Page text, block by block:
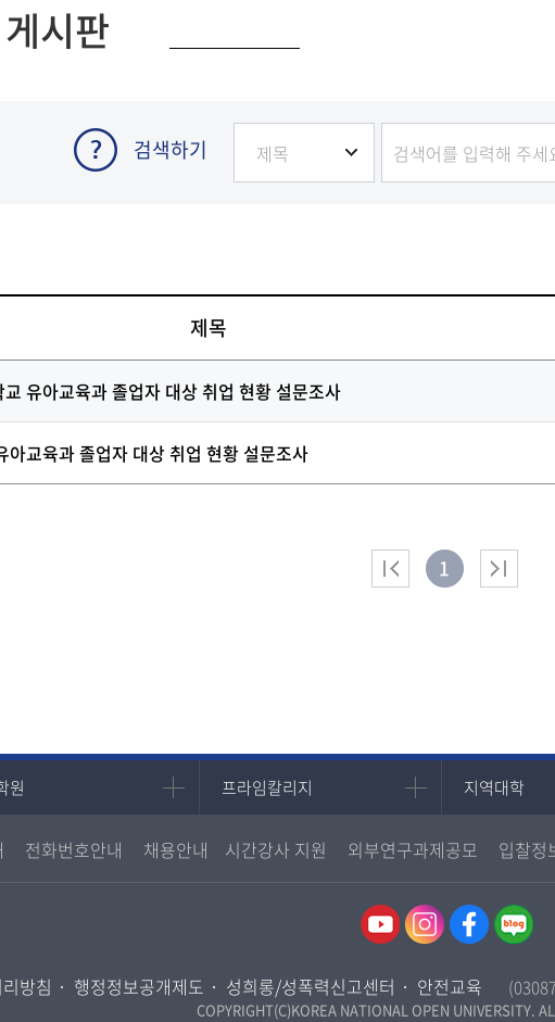
시판
검색하기
제목
유아교육과 졸업자 대상 취업 현황 설문조사
아교육과 졸업자 대상 취업 현황 설문조사
1
원
원
대학원
프라임칼리지
프라임칼리지
평생교육과정
지역대학
지역대학
서울지역대
대구경북지역
광주전남지
전화번호안내 채용안내 시간강사 지원 외부연구과제공모 입찰정
방침 행정정보공개제도 성희롱/성폭력신고센터 안전교육
COPYRIGHT(C)KOREA NATIONAL OPEN UNIVERSITY.